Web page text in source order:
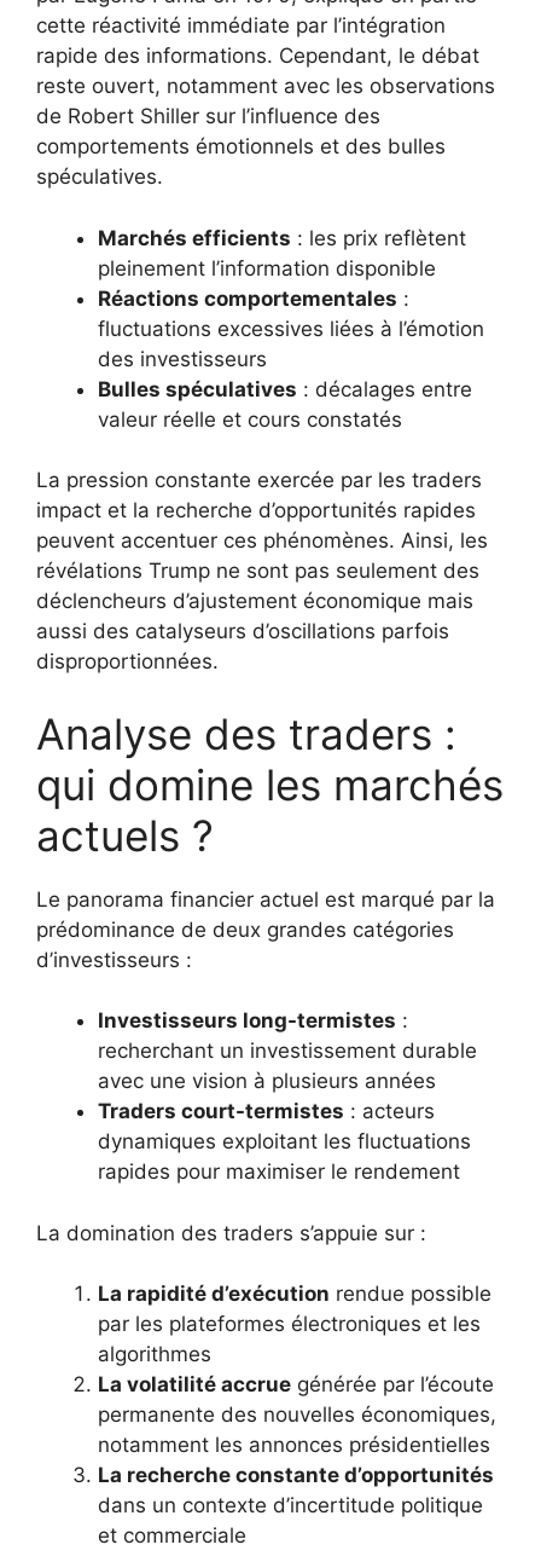
cette réactivité immédiate par l’intégration
rapide des informations. Cependant, le débat
reste ouvert, notamment avec les observations
de Robert Shiller sur l’influence des
comportements émotionnels et des bulles
spéculatives.
Marchés efficients : les prix reflètent
pleinement l’information disponible
Réactions comportementales :
fluctuations excessives liées à l’émotion
des investisseurs
Bulles spéculatives : décalages entre
valeur réelle et cours constatés
La pression constante exercée par les traders
impact et la recherche d’opportunités rapides
peuvent accentuer ces phénomènes. Ainsi, les
révélations Trump ne sont pas seulement des
déclencheurs d’ajustement économique mais
aussi des catalyseurs d’oscillations parfois
disproportionnées.
Analyse des traders :
qui domine les marchés
actuels ?
Le panorama financier actuel est marqué par la
prédominance de deux grandes catégories
d’investisseurs :
Investisseurs long-termistes :
recherchant un investissement durable
avec une vision à plusieurs années
Traders court-termistes : acteurs
dynamiques exploitant les fluctuations
rapides pour maximiser le rendement
La domination des traders s’appuie sur :
La rapidité d’exécution rendue possible
par les plateformes électroniques et les
algorithmes
La volatilité accrue générée par l’écoute
permanente des nouvelles économiques,
notamment les annonces présidentielles
La recherche constante d’opportunités
dans un contexte d’incertitude politique
et commerciale